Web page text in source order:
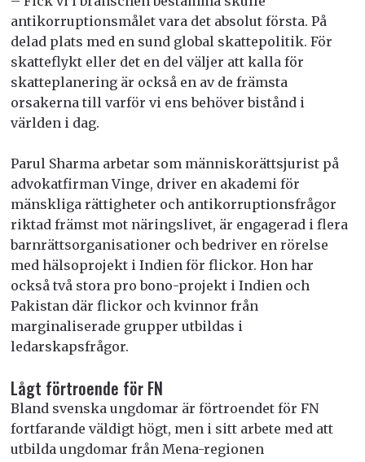
antikorruptionsmålet vara det absolut första. På
delad plats med en sund global skattepolitik. För
skatteflykt eller det en del väljer att kalla för
skatteplanering är också en av de främsta
orsakerna till varför vi ens behöver bistånd i
världen i dag.
Parul Sharma arbetar som människorättsjurist på
advokatfirman Vinge, driver en akademi för
mänskliga rättigheter och antikorruptionsfrågor
riktad främst mot näringslivet, är engagerad i flera
barnrättsorganisationer och bedriver en rörelse
med hälsoprojekt i Indien för flickor. Hon har
också två stora pro bono-projekt i Indien och
Pakistan där flickor och kvinnor från
marginaliserade grupper utbildas i
ledarskapsfrågor.
Lågt förtroende för FN
Bland svenska ungdomar är förtroendet för FN
fortfarande väldigt högt, men i sitt arbete med att
utbilda ungdomar från Mena-regionen